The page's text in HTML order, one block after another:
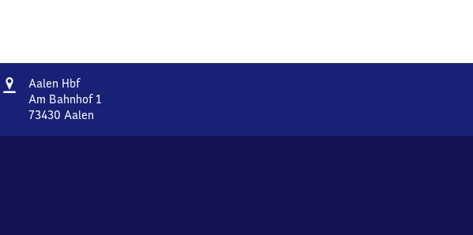
Adresse
Aalen HbfAalen
Hauptbahnhof
Am Bahnhof 1
73430 Aalen